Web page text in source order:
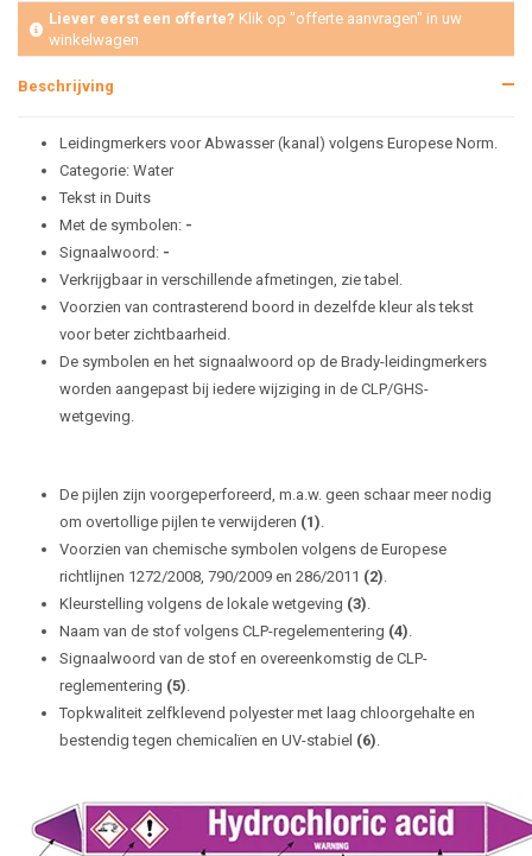
Liever eerst een offerte? Klik op "offerte aanvragen" in uw
winkelwagen
Beschrijving
Leidingmerkers voor Abwasser (kanal) volgens Europese Norm.
Categorie: Water
Tekst in Duits
Met de symbolen: -
Signaalwoord: -
Verkrijgbaar in verschillende afmetingen, zie tabel.
Voorzien van contrasterend boord in dezelfde kleur als tekst
voor beter zichtbaarheid.
De symbolen en het signaalwoord op de Brady-leidingmerkers
worden aangepast bij iedere wijziging in de CLP/GHS-
wetgeving.
De pijlen zijn voorgeperforeerd, m.a.w. geen schaar meer nodig
om overtollige pijlen te verwijderen (1).
Voorzien van chemische symbolen volgens de Europese
richtlijnen 1272/2008, 790/2009 en 286/2011 (2).
Kleurstelling volgens de lokale wetgeving (3).
Naam van de stof volgens CLP-regelementering (4).
Signaalwoord van de stof en overeenkomstig de CLP-
reglementering (5).
Topkwaliteit zelfklevend polyester met laag chloorgehalte en
bestendig tegen chemicalïen en UV-stabiel (6).